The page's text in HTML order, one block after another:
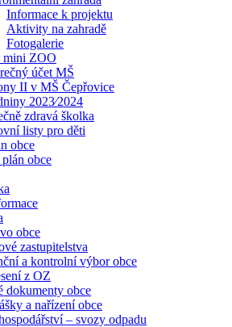
Informace k projektu
Aktivity na zahradě
Fotogalerie
mini ZOO
účet MŠ
II v MŠ Čepřovice
2023⁄2024
zdravá školka
listy pro děti
obce
obce
obce
zastupitelstva
a kontrolní výbor obce
z OZ
dokumenty obce
a nařízení obce
– svozy odpadu